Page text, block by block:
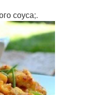
соуса;.